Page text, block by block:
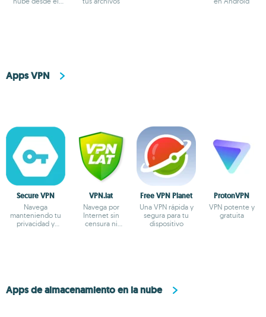
Apps VPN
Secure VPN
Navega
manteniendo tu
privacidad y
VPN.lat
Navega por
Internet sin
censura ni
Free VPN Planet
Una VPN rápida y
segura para tu
dispositivo
ProtonVPN
VPN potente y
gratuita
Apps de almacenamiento en la nube